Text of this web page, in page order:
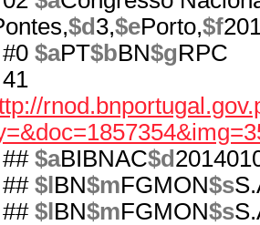
$d 3,$ePorto,$f
#0 $aPT$bBN$gRPC
41
## $aBIBNAC$d
## $l BN$mFGMON$s
## $l BN$mFGMON$s